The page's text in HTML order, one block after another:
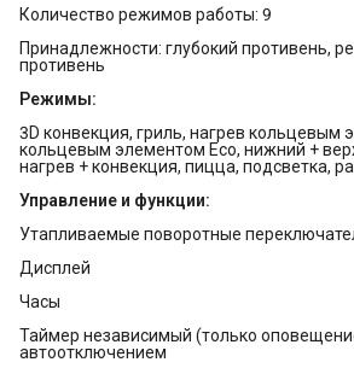
Количество режимов работы: 9
Принадлежности: глубокий противень,
противень
Режимы:
3D конвекция, гриль, нагрев кольцевым
кольцевым элементом Eco, нижний +
нагрев + конвекция, пицца, подсветка,
Управление и функции:
Утапливаемые поворотные
Дисплей
Часы
Таймер независимый (только
автоотключением